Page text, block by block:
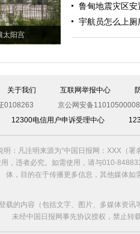
太阳宫
鲁甸地震灾区
宇航员怎么上
关于我们 互联网举报中心
0108263
京公网安备
12300电信用户申诉受理中心
明：凡注明来源为“中国日报网：XXX（
，违者必究。如需使用，请与010-
体，目的在于传播更多信息，其他媒体
载的内容（包括文字、图片、多媒体资
未经中国日报网事先协议授权，禁止转